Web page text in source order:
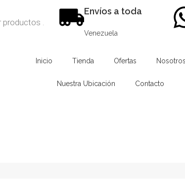
Envíos a toda
Venezuela
Inicio Tienda Ofertas Nosotros
Nuestra Ubicación Contacto